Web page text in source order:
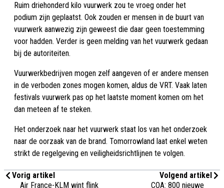
Ruim driehonderd kilo vuurwerk zou te vroeg onder het
podium zijn geplaatst. Ook zouden er mensen in de buurt van
vuurwerk aanwezig zijn geweest die daar geen toestemming
voor hadden. Verder is geen melding van het vuurwerk gedaan
bij de autoriteiten.
Vuurwerkbedrijven mogen zelf aangeven of er andere mensen
in de verboden zones mogen komen, aldus de VRT. Vaak laten
festivals vuurwerk pas op het laatste moment komen om het
dan meteen af te steken.
Het onderzoek naar het vuurwerk staat los van het onderzoek
naar de oorzaak van de brand. Tomorrowland laat enkel weten
strikt de regelgeving en veiligheidsrichtlijnen te volgen.
Vorig artikel
Air France-KLM wint flink
Volgend artikel
COA: 800 nieuwe